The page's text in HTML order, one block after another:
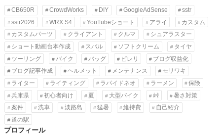
CB650R CrowdWorks DIY GoogleAdSense
sstr
sstr2026
WRX S4 YouTubeショート アライ
カスタム
カスタムパーツ
クライアント クルマ
シュアラスター
ショート動画台本作成
スバル ソフトクリーム
タイヤ
ツーリング
バイク バッグ ピレリ
ブログ収益化
ブログ記事作成
ヘルメット メンテナンス
モリワキ
ライター
ライティング ラパイドネオ ラーメン
保険
兵庫県
初心者向け 夏 大型バイク 峠
暑さ対策
案件
洗車 淡路島 猛暑 維持費
自己紹介
道の駅
プロフィール